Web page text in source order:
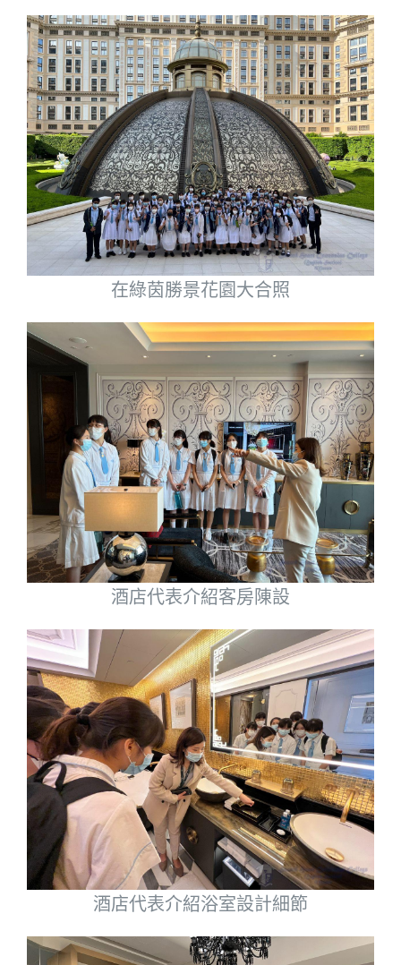
在綠茵勝景花園大合照
酒店代表介紹客房陳設
酒店代表介紹浴室設計細節